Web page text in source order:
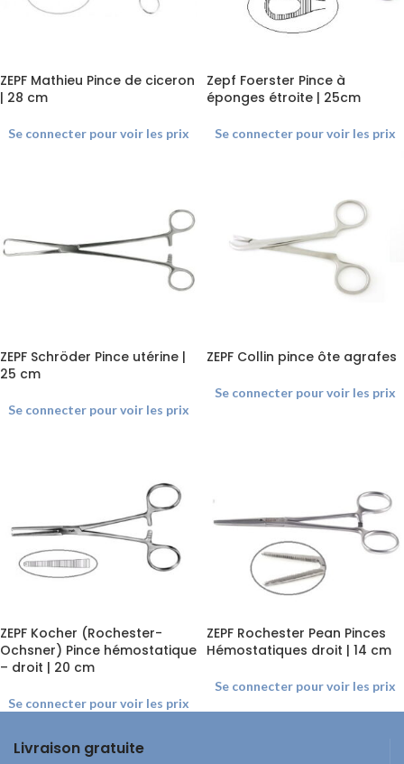
ZEPF Mathieu Pince de ciceron
| 28 cm
Se connecter pour voir les prix
Zepf Foerster Pince à
éponges étroite | 25cm
Se connecter pour voir les prix
ZEPF Schröder Pince utérine |
25 cm
Se connecter pour voir les prix
ZEPF Collin pince ôte agrafes
Se connecter pour voir les prix
ZEPF Kocher (Rochester-
Ochsner) Pince hémostatique
– droit | 20 cm
Se connecter pour voir les prix
ZEPF Rochester Pean Pinces
Hémostatiques droit | 14 cm
Se connecter pour voir les prix
Livraison gratuite